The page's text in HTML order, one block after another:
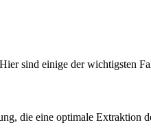
sind einige der wichtigsten
die eine optimale Extraktion